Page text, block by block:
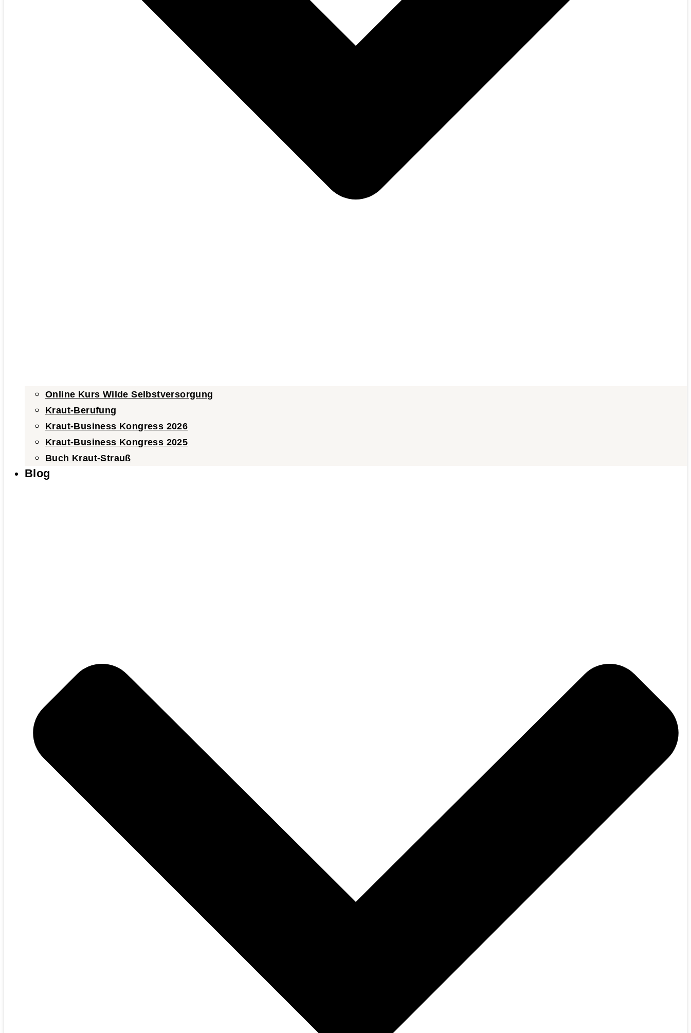
Online Kurs Wilde Selbstversorgung
Kraut-Berufung
Kraut-Business Kongress 2026
Kraut-Business Kongress 2025
Buch Kraut-Strauß
Blog